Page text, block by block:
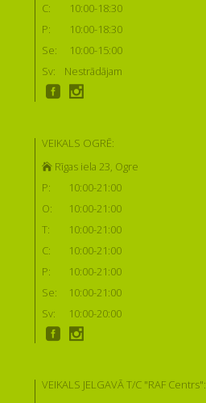
C:
10:00-18:30
P:
10:00-18:30
Se:
10:00-15:00
Sv:
Nestrādājam
VEIKALS OGRĒ:
Rīgas iela 23, Ogre
P:
10:00-21:00
O:
10:00-21:00
T:
10:00-21:00
C:
10:00-21:00
P:
10:00-21:00
Se:
10:00-21:00
Sv:
10:00-20:00
VEIKALS JELGAVĀ T/C "RAF Centrs":